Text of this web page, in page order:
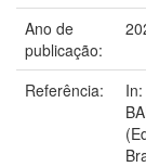
Ano de
publicação:
Referência: